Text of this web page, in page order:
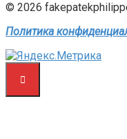
© 2026
Политика